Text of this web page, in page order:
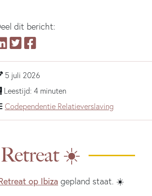
dit bericht:
5 juli 2026
Leestijd: 4 minuten
Codependentie Relatieverslaving
Retreat ☀️
op Ibiza gepland staat. ☀️